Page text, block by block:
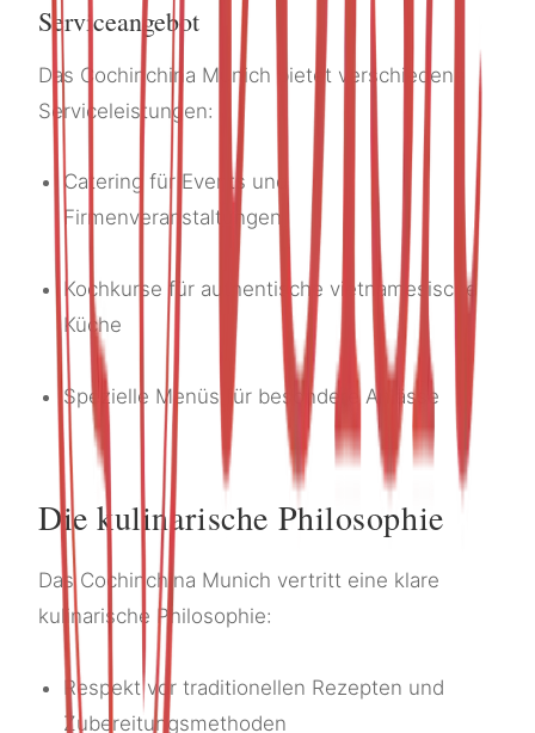
Serviceangebot
Das Cochinchina Munich bietet verschiedene
Serviceleistungen:
Catering für Events und
Firmenveranstaltungen
Kochkurse für authentische vietnamesische
Küche
Spezielle Menüs für besondere Anlässe
Die kulinarische Philosophie
Das Cochinchina Munich vertritt eine klare
kulinarische Philosophie:
Respekt vor traditionellen Rezepten und
Zubereitungsmethoden